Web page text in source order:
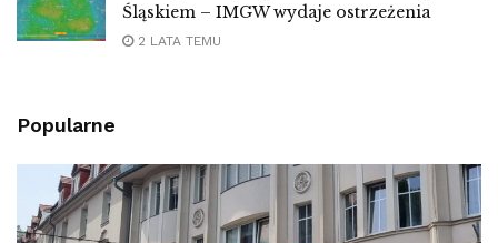
Śląskiem – IMGW wydaje ostrzeżenia
2 LATA TEMU
Popularne